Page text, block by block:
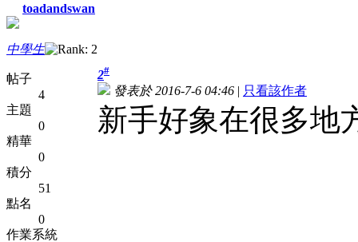
toadandswan
中學生
帖子
4
主題
0
精華
0
積分
51
點名
0
作業系統
2#
發表於 2016-7-6 04:46 | 只看該作者
新手好象在很多地